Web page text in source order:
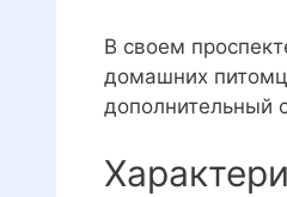
В своем
домашних
дополнительный